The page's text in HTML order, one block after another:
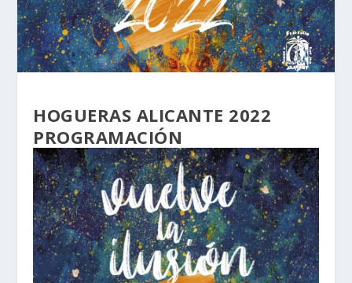
HOGUERAS ALICANTE 2022
PROGRAMACIÓN